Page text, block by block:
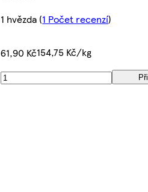
1 hvězda (1 Počet recenzí)
61,90 Kč154,75 Kč/kg